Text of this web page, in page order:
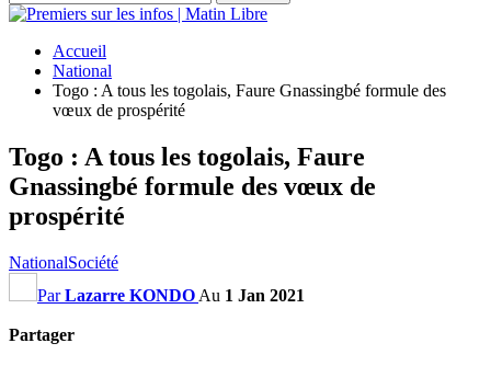
Accueil
National
Togo : A tous les togolais, Faure Gnassingbé formule des
vœux de prospérité
Togo : A tous les togolais, Faure
Gnassingbé formule des vœux de
prospérité
NationalSociété
ParLazarre KONDO Au 1 Jan 2021
Partager